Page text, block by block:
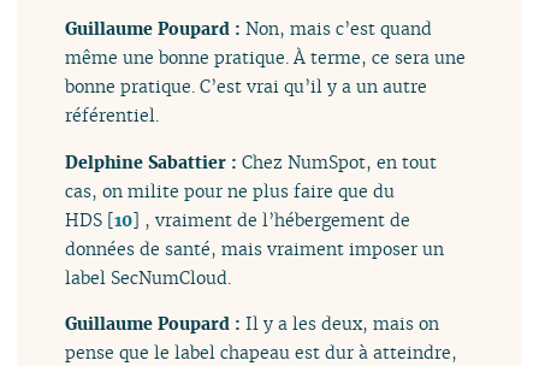
Guillaume Poupard :Non, mais c’est quand
même une bonne pratique. À terme, ce sera une
bonne pratique. C’est vrai qu’il y a un autre
référentiel.
Delphine Sabattier :Chez NumSpot, en tout
cas, on milite pour ne plus faire que du
HDS [10] , vraiment de l’hébergement de
données de santé, mais vraiment imposer un
label SecNumCloud.
Guillaume Poupard :Il y a les deux, mais on
pense que le label chapeau est dur à atteindre,